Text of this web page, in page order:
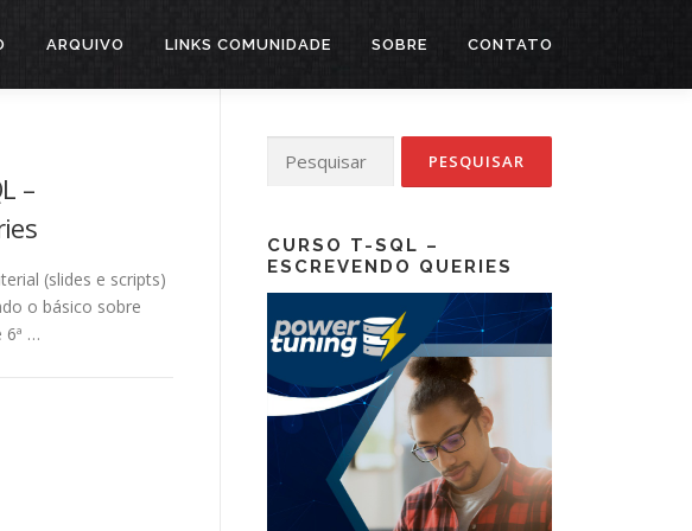
ARQUIVO LINKS COMUNIDADE SOBRE CONTATO
–
(slides e scripts)
o básico sobre
6ª …
por:
CURSO T-SQL –
ESCREVENDO QUERIES